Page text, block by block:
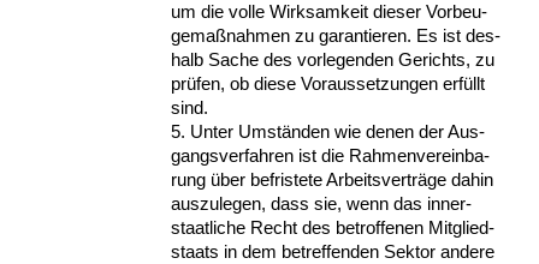
um die vol­le Wirk­sam­keit die­ser Vor­beu­
ge­maßnah­men zu ga­ran­tie­ren. Es ist des­
halb Sa­che des vor­le­gen­den Ge­richts, zu
prüfen, ob die­se Vor­aus­set­zun­gen erfüllt
sind.
5. Un­ter Umständen wie de­nen der Aus­
gangs­ver­fah­ren ist die Rah­men­ver­ein­ba­
rung über be­fris­te­te Ar­beits­verträge da­hin
aus­zu­le­gen, dass sie, wenn das in­ner­
staat­li­che Recht des be­trof­fe­nen Mit­glied­
staats in dem be­tref­fen­den Sek­tor an­de­re